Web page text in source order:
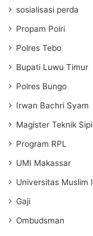
sosialisasi perda
Propam Polri
Polres Tebo
Bupati Luwu Timur
Polres Bungo
Irwan Bachri Syam
Magister Teknik
Program RPL
UMI Makassar
Universitas Muslim
Gaji
Ombudsman